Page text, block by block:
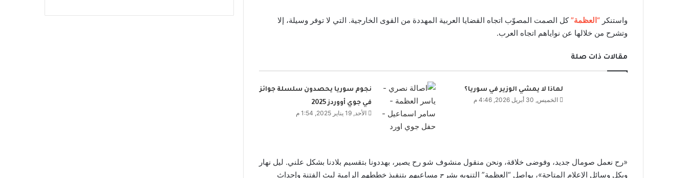
واستنكر “العظمة”كل الصمت المصوّب اتجاه القضايا العربية المهددة من القوى الخارجية. التي لا توفر وسيلة، إلا
وتشرح من خلالها عن نواياهم اتجاه العرب.
مقالات ذات صلة
لماذا لا يمشي الوزير في سوريا؟
الخميس, 30 أبريل 2026, 4:46 م
نجوم سوريا يحصدون سلسلة جوائز
في جوي أووردز 2025
الأحد, 19 يناير 2025, 1:54 م
«رح نعمل صومال جديد، وفوضى خلاقة، ونحن منقول منشوف شو رح يصير، بهددونا بتقسيم بلادنا بشكل علني. ليل نهار
وبكل وسائل الإعلام المتاحة»، يواصل “العظمة” التنويه بشرح مساعيهم بتنفيذ خططهم الرامية لبث الفتنة وإحداث